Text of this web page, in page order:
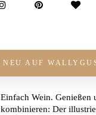
NEU AUF
Einfach Wein. Genießen
kombinieren: Der